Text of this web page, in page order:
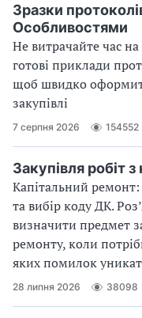
Зразки
Особливостями
Не витрачайте час
готові приклади
щоб швидко
закупівлі
7 серпня 2026 154552
Закупівля робіт
Капітальний ремонт:
та вибір коду ДК.
визначити предмет
ремонту, коли
яких помилок
28 липня 2026 38098